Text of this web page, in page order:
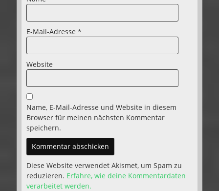
E-Mail-Adresse *
Website
Name, E-Mail-Adresse und Website in diesem
Browser für meinen nächsten Kommentar
speichern.
Diese Website verwendet Akismet, um Spam zu
reduzieren. Erfahre, wie deine Kommentardaten
verarbeitet werden.